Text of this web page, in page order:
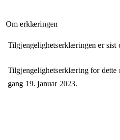
Om erklæringen
Tilgjengelighetserklæringen er sist
Tilgjengelighetserklæring for dette
gang 19. januar 2023.